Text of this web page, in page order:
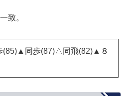
致。
(85)▲同歩(87)△同飛(82)▲８